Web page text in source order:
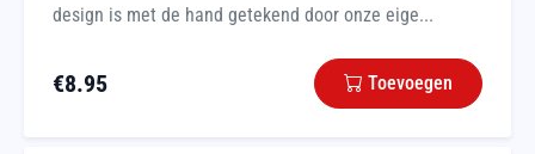
design is met de hand getekend door onze eige...
€8.95 Toevoegen